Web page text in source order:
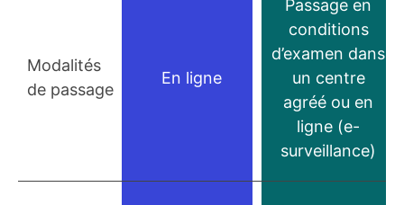
Modalités
de passage
En ligne
Passage en
conditions
d’examen dans
un centre
agréé ou en
ligne (e-
surveillance)